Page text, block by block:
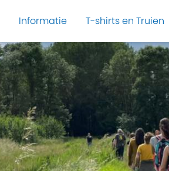
Informatie T-shirts en Truien